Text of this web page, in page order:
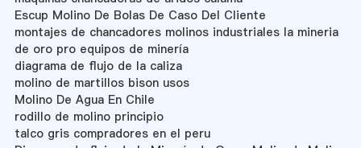
Escup Molino De Bolas De Caso Del Cliente
montajes de chancadores molinos industriales la mineria
de oro pro equipos de minería
diagrama de flujo de la caliza
molino de martillos bison usos
Molino De Agua En Chile
rodillo de molino principio
talco gris compradores en el peru